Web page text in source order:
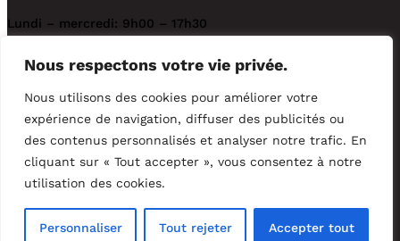
Nous respectons votre vie privée.
Nous utilisons des cookies pour améliorer votre
expérience de navigation, diffuser des publicités ou
des contenus personnalisés et analyser notre trafic. En
cliquant sur « Tout accepter », vous consentez à notre
utilisation des cookies.
Personnaliser Tout rejeter Accepter tout
Lundi – mercredi: 9h00 – 17h30
Dimanche: fermé
Téléphone
819 566-8558